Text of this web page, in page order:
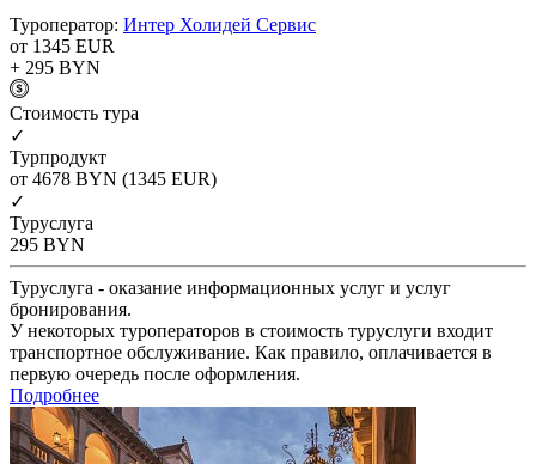
Туроператор: Интер Холидей Сервис
от 1345 EUR
+ 295 BYN
Cтоимость тура
✓
Турпродукт
от 4678 BYN (1345 EUR)
✓
Туруслуга
295 BYN
Туруслуга - оказание информационных услуг и услуг
бронирования.
У некоторых туроператоров в стоимость туруслуги входит
транспортное обслуживание. Как правило, оплачивается в
первую очередь после оформления.
Подробнее